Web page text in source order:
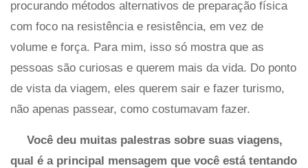
procurando métodos alternativos de preparação física
com foco na resistência e resistência, em vez de
volume e força. Para mim, isso só mostra que as
pessoas são curiosas e querem mais da vida. Do ponto
de vista da viagem, eles querem sair e fazer turismo,
não apenas passear, como costumavam fazer.
Você deu muitas palestras sobre suas viagens,
qual é a principal mensagem que você está tentando